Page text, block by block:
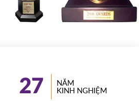
27
NĂM
KINH NGHIỆM